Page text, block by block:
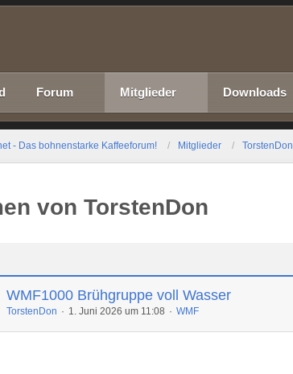
Forum Mitglieder Downloads
- Das bohnenstarke Kaffeeforum! Mitglieder TorstenDon
von TorstenDon
WMF1000 Brühgruppe voll Wasser
TorstenDon 1. Juni 2026 um 11:08 WMF